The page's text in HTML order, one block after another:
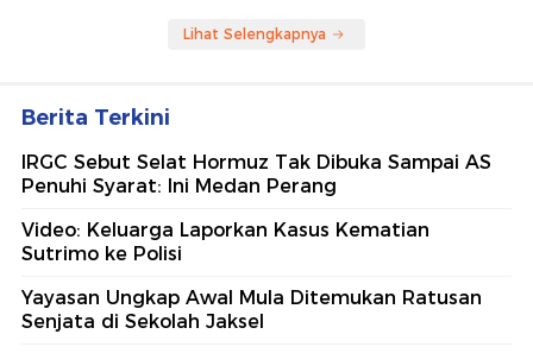
Lihat Selengkapnya
Berita Terkini
IRGC Sebut Selat Hormuz Tak Dibuka Sampai AS
Penuhi Syarat: Ini Medan Perang
Video: Keluarga Laporkan Kasus Kematian
Sutrimo ke Polisi
Yayasan Ungkap Awal Mula Ditemukan Ratusan
Senjata di Sekolah Jaksel